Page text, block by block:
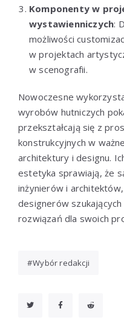
Komponenty w
wystawienniczych:
możliwości
w projektach
w scenografii.
Nowoczesne
wyrobów hutniczych
przekształcają się z
konstrukcyjnych w
architektury i designu.
estetyka sprawiają, że
inżynierów i
designerów
rozwiązań dla swoich
Wybór redakcji